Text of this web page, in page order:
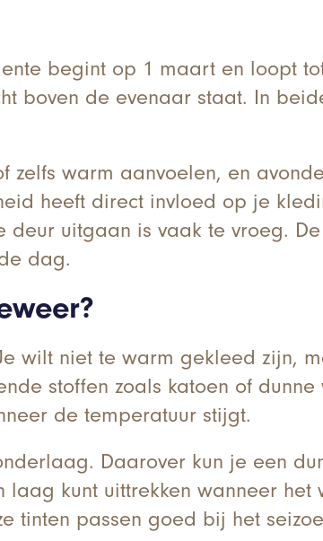
begint op 1 maart en loopt
boven de evenaar staat. In
zelfs warm aanvoelen, en
heeft direct invloed op je
uitgaan is vaak te vroeg.
dag.
wilt niet te warm gekleed zijn,
stoffen zoals katoen of
de temperatuur stijgt.
Daarover kun je een
kunt uittrekken wanneer
tinten passen goed bij het